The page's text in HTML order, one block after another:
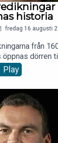
historia
fredag 16 augusti
från
dörren
historiska
jämn.
Gradert möter
universitet.
Graderts
på fof.se
Play